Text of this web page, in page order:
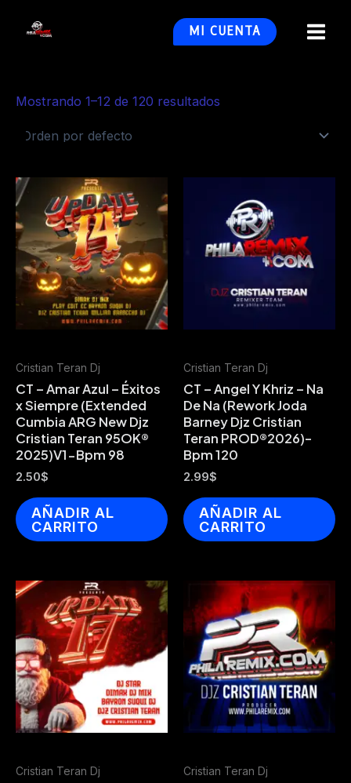
MI CUENTA
Mostrando 1–12 de 120 resultados
Cristian Teran Dj
CT – Amar Azul – Éxitos
x Siempre (Extended
Cumbia ARG New Djz
Cristian Teran 95OK®
2025)V1-Bpm 98
2.50$
AÑADIR AL
CARRITO
Cristian Teran Dj
CT – Angel Y Khriz – Na
De Na (Rework Joda
Barney Djz Cristian
Teran PROD®2026)-
Bpm 120
2.99$
AÑADIR AL
CARRITO
Cristian Teran Dj Cristian Teran Dj